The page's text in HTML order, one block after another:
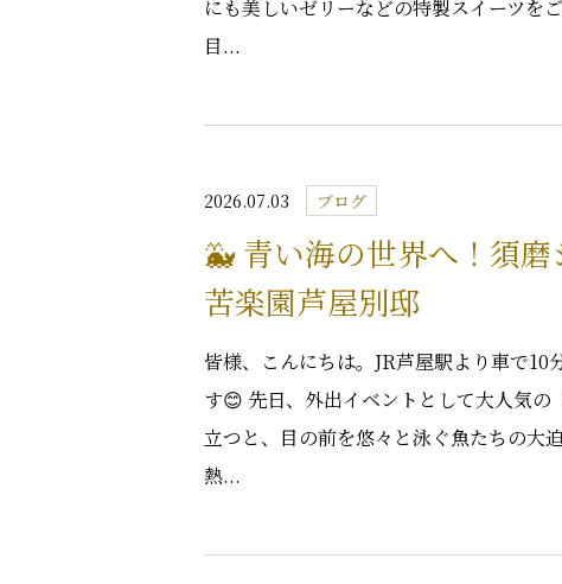
にも美しいゼリーなどの特製スイーツを
目...
2026.07.03 ブログ
🐳 青い海の世界へ！須
苦楽園芦屋別邸
皆様、こんにちは。JR芦屋駅より車で
す😊 先日、外出イベントとして大人気
立つと、目の前を悠々と泳ぐ魚たちの大
熱...